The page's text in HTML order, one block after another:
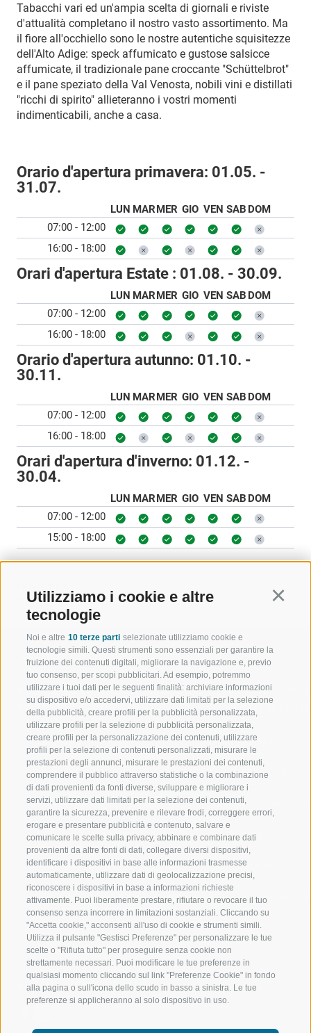
Utilizziamo i cookie e altre
tecnologie
Noi e altre 10 terze parti selezionate utilizziamo cookie e
tecnologie simili. Questi strumenti sono essenziali per garantire la
fruizione dei contenuti digitali, migliorare la navigazione e, previo
tuo consenso, per scopi pubblicitari. Ad esempio, potremmo
utilizzare i tuoi dati per le seguenti finalità: archiviare informazioni
su dispositivo e/o accedervi, utilizzare dati limitati per la selezione
della pubblicità, creare profili per la pubblicità personalizzata,
utilizzare profili per la selezione di pubblicità personalizzata,
creare profili per la personalizzazione dei contenuti, utilizzare
profili per la selezione di contenuti personalizzati, misurare le
prestazioni degli annunci, misurare le prestazioni dei contenuti,
comprendere il pubblico attraverso statistiche o la combinazione
di dati provenienti da fonti diverse, sviluppare e migliorare i
servizi, utilizzare dati limitati per la selezione dei contenuti,
garantire la sicurezza, prevenire e rilevare frodi, correggere errori,
erogare e presentare pubblicità e contenuto, salvare e
comunicare le scelte sulla privacy, abbinare e combinare dati
provenienti da altre fonti di dati, collegare diversi dispositivi,
identificare i dispositivi in base alle informazioni trasmesse
automaticamente, utilizzare dati di geolocalizzazione precisi,
riconoscere i dispositivi in base a informazioni richieste
attivamente. Puoi liberamente prestare, rifiutare o revocare il tuo
consenso senza incorrere in limitazioni sostanziali. Cliccando su
"Accetta cookie," acconsenti all'uso di cookie e strumenti simili.
Utilizza il pulsante "Gestisci Preferenze" per personalizzare le tue
scelte o "Rifiuta tutto" per proseguire senza cookie non
strettamente necessari. Puoi modificare le tue preferenze in
qualsiasi momento cliccando sul link "Preferenze Cookie" in fondo
alla pagina o sull'icona dello scudo in basso a sinistra. Le tue
preferenze si applicheranno al solo dispositivo in uso.
Tabacchi vari ed un'ampia scelta di giornali e riviste
d'attualità completano il nostro vasto assortimento. Ma
il fiore all'occhiello sono le nostre autentiche squisitezze
dell'Alto Adige: speck affumicato e gustose salsicce
affumicate, il tradizionale pane croccante "Schüttelbrot"
e il pane speziato della Val Venosta, nobili vini e distillati
"ricchi di spirito" allieteranno i vostri momenti
indimenticabili, anche a casa.
Orario d'apertura primavera: 01.05. -
31.07.
LUN MARMER GIO VEN SAB DOM
07:00 - 12:00
16:00 - 18:00
Orari d'apertura Estate : 01.08. - 30.09.
LUN MARMER GIO VEN SAB DOM
07:00 - 12:00
16:00 - 18:00
Orario d'apertura autunno: 01.10. -
30.11.
LUN MARMER GIO VEN SAB DOM
07:00 - 12:00
16:00 - 18:00
Orari d'apertura d'inverno: 01.12. -
30.04.
LUN MARMER GIO VEN SAB DOM
07:00 - 12:00
15:00 - 18:00
BENVENUTI NELLA REGIONE
TURISTICA DI RACINES
VAL GIOVO
VAL RACINES
VAL RIDANNA
IMPIANTI DI RISALITA
SCUOLA DI SCI RACINES
LUISL'S SKI SCHOOL A RACINES
SPORT E
MOMENTI
SCIARE
ESCURSIONI
ALTA
BIKE
FONDO
ACQUA DA
SEGUICI SUI SOCIAL